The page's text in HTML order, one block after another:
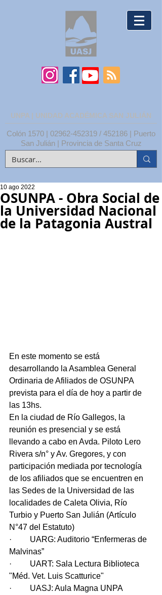
UNPA | UNIDAD ACADÉMICA SAN JULIÁN
Colón 1570 | 02962-452319 / 452186 | Puerto
San Julián | Provincia de Santa Cruz
OSUNPA - Obra Social de
la Universidad Nacional
de la Patagonia Austral
10 ago 2022
En este momento se está
desarrollando la Asamblea General
Ordinaria de Afiliados de OSUNPA
prevista para el día de hoy a partir de
las 13hs.
En la ciudad de Río Gallegos, la
reunión es presencial y se está
llevando a cabo en Avda. Piloto Lero
Rivera s/n° y Av. Gregores, y con
participación mediada por tecnología
de los afiliados que se encuentren en
las Sedes de la Universidad de las
localidades de Caleta Olivia, Río
Turbio y Puerto San Julián (Artículo
N°47 del Estatuto)
·         UARG: Auditorio “Enfermeras de
Malvinas”
·         UART: Sala Lectura Biblioteca
"Méd. Vet. Luis Scatturice"
·         UASJ: Aula Magna UNPA